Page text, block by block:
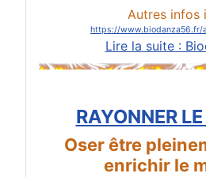
Autres infos
https://www.biodanza56.fr/
Lire la suite :
RAYONNER
Oser être
enrichir le